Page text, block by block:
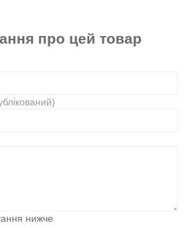
про цей товар
нижче